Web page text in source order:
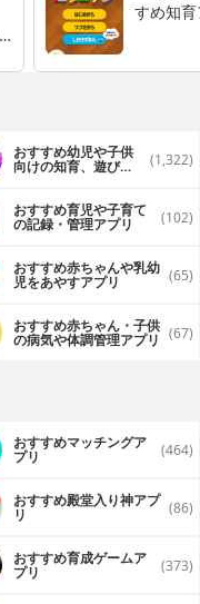
すめ知
おすすめ幼児や子供
向けの知育、遊びア (1,322)
おすすめ育児や子育て
の記録・管理アプリ (102)
おすすめ赤ちゃんや乳幼
児をあやすアプリ (65)
おすすめ赤ちゃん・子供
の病気や体調管理アプリ (67)
おすすめマッチングア
プリ (464)
おすすめ殿堂入り神アプ
リ (86)
おすすめ育成ゲームア
プリ (373)